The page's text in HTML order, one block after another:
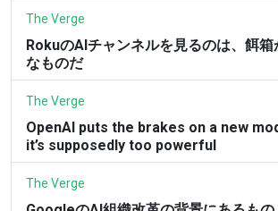
The Verge
RokuのAIチャンネルを見るのは、餌箱
なものだ
The Verge
OpenAI puts the brakes on a new
it’s supposedly too powerful
The Verge